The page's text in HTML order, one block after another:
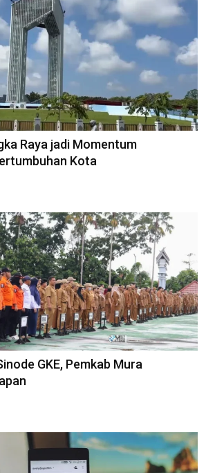
Raya jadi Momentum
Kota
GKE, Pemkab Mura